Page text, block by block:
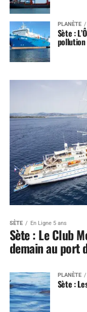
PLANÈTE
Sète :
pollution
SÈTE En Ligne 5 ans
Sète : Le Club
demain au port
PLANÈTE
Sète :